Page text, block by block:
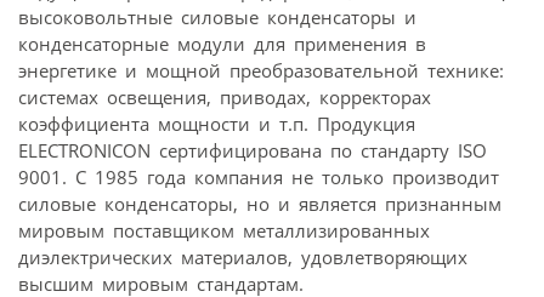
высоковольтные силовые конденсаторы и
конденсаторные модули для применения в
энергетике и мощной преобразовательной технике:
системах освещения, приводах, корректорах
коэффициента мощности и т.п. Продукция
ELECTRONICON сертифицирована по стандарту ISO
9001. С 1985 года компания не только производит
силовые конденсаторы, но и является признанным
мировым поставщиком металлизированных
диэлектрических материалов, удовлетворяющих
высшим мировым стандартам.